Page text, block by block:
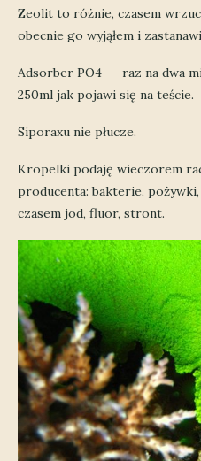
Zeolit to różnie, czasem
obecnie go wyjąłem i
Adsorber PO4- – raz na dwa
250ml jak pojawi się na teście.
Siporaxu nie płucze.
Kropelki podaję wieczorem
producenta: bakterie,
czasem jod, fluor, stront.